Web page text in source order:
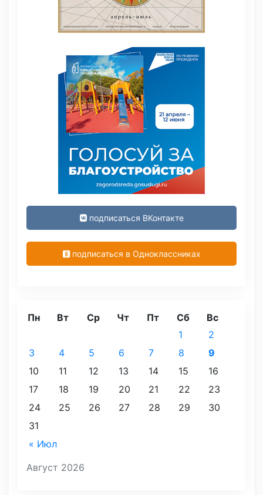
подписаться ВКонтакте
подписаться в Одноклассниках
Август 2026
Пн Вт Ср Чт Пт Сб Вс
« Июл
1
2
3
4 5 6 7 8
9
10
11 12 13 14 15
16
17
18 19 20 21 22
23
24
25 26 27 28 29
30
31